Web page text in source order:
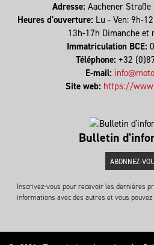
Adresse: Aachener
Heures d'ouverture: Lu - Ven: 9h-
13h-17h Dimanche et
Immatriculation BCE:
Téléphone: +32
E-mail:
Site web: https://
Bulletin
ABONNEZ-
Inscrivez-vous pour recevoir les dernières
informations avec des autres et vous